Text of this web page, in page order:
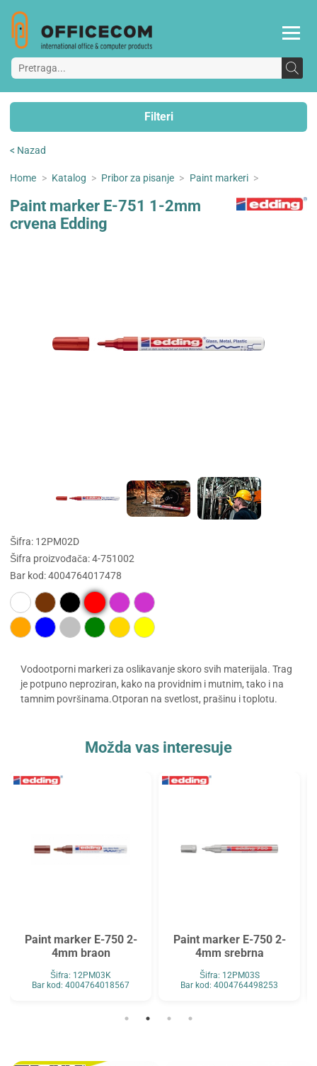
Filteri
< Nazad
Home > Katalog > Pribor za pisanje > Paint markeri >
Paint marker E-751 1-2mm
crvena Edding
Šifra: 12PM02D
Šifra proizvođača: 4-751002
Bar kod: 4004764017478
Vodootporni markeri za oslikavanje skoro svih materijala. Trag
je potpuno neproziran, kako na providnim i mutnim, tako i na
tamnim površinama.Otporan na svetlost, prašinu i toplotu.
Možda vas interesuje
Paint marker E-750 2-
4mm braon
Šifra: 12PM03K
Bar kod: 4004764018567
Paint marker E-750 2-
4mm srebrna
Šifra: 12PM03S
Bar kod: 4004764498253